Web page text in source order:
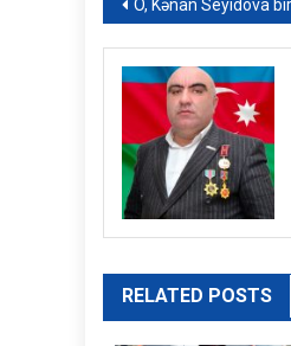
O, Kənan Seyidova birinci müavin təyin edildi –
RELATED POSTS